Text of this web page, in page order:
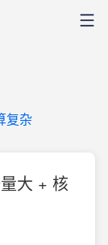
复杂
大 + 核